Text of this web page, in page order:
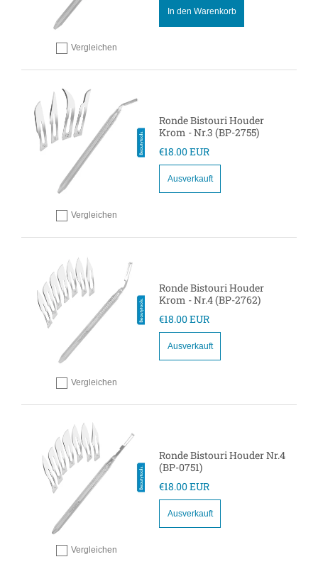
Hinzufügen zum vergleichen
Vergleichen
In den Warenkorb
Hinzufügen zum vergleichen
Vergleichen
Ronde Bistouri Houder
Krom - Nr.3 (BP-2755)
€18.00 EUR
Ausverkauft
Hinzufügen zum vergleichen
Vergleichen
Ronde Bistouri Houder
Krom - Nr.4 (BP-2762)
€18.00 EUR
Ausverkauft
Hinzufügen zum vergleichen
Vergleichen
Ronde Bistouri Houder Nr.4
(BP-0751)
€18.00 EUR
Ausverkauft